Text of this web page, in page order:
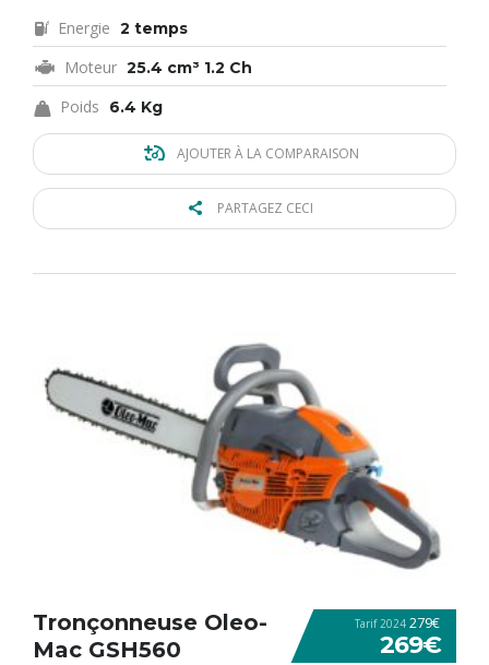
Energie 2 temps
Moteur 25.4 cm³ 1.2 Ch
Poids 6.4 Kg
AJOUTER À LA COMPARAISON
PARTAGEZ CECI
Tarif 2024 279€
269€
Tronçonneuse Oleo-
Mac GSH560